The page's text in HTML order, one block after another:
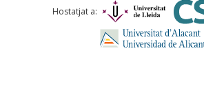
Comentari *
Hostatjat a: